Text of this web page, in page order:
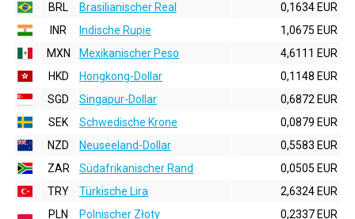
BRL
Brasilianischer Real
0,1634 EUR
INR
Indische Rupie
1,0675 EUR
MXN
Mexikanischer Peso
4,6111 EUR
HKD
Hongkong-Dollar
0,1148 EUR
SGD
Singapur-Dollar
0,6872 EUR
SEK
Schwedische Krone
0,0879 EUR
NZD
Neuseeland-Dollar
0,5583 EUR
ZAR
Südafrikanischer Rand
0,0505 EUR
TRY
Türkische Lira
2,6324 EUR
PLN
Polnischer Złoty
0,2337 EUR